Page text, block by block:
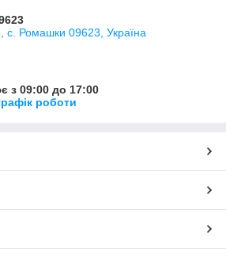
с. Ромашки 09623, Україна
з 09:00 до 17:00
роботи